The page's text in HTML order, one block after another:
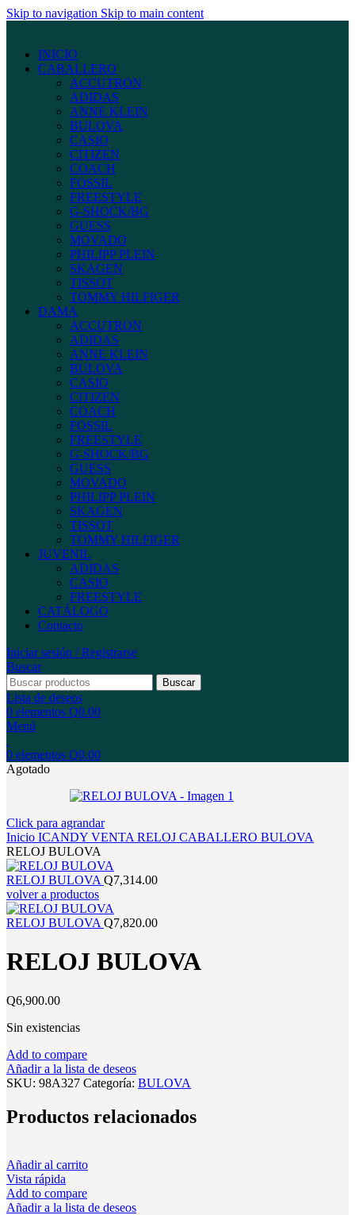
Skip to navigation Skip to main content
INICIO
CABALLERO
ACCUTRON
ADIDAS
ANNE KLEIN
BULOVA
CASIO
CITIZEN
COACH
FOSSIL
FREESTYLE
G-SHOCK/BG
GUESS
MOVADO
PHILIPP PLEIN
SKAGEN
TISSOT
TOMMY HILFIGER
DAMA
ACCUTRON
ADIDAS
ANNE KLEIN
BULOVA
CASIO
CITIZEN
COACH
FOSSIL
FREESTYLE
G-SHOCK/BG
GUESS
MOVADO
PHILIPP PLEIN
SKAGEN
TISSOT
TOMMY HILFIGER
JUVENIL
ADIDAS
CASIO
FREESTYLE
CATÁLOGO
Contacto
Iniciar sesión / Registrarse
Buscar
Buscar
Lista de deseos
0 elementos Q0.00
Menú
0 elementos Q0.00
Agotado
Click para agrandar
Inicio ICANDY VENTA RELOJ CABALLERO BULOVA
RELOJ BULOVA
RELOJ BULOVA Q7,314.00
volver a productos
RELOJ BULOVA Q7,820.00
RELOJ BULOVA
Q6,900.00
Sin existencias
Add to compare
Añadir a la lista de deseos
SKU: 98A327 Categoría: BULOVA
Productos relacionados
Añadir al carrito
Vista rápida
Add to compare
Añadir a la lista de deseos